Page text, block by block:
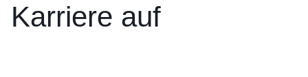
Karriere auf